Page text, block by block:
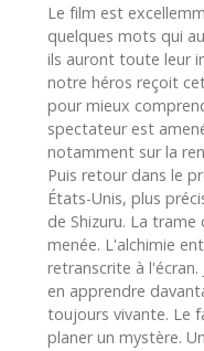
Le film est
quelques mots qui
ils auront toute leur
notre héros reçoit
pour mieux
spectateur est
notamment sur la
Puis retour dans le
États-Unis, plus
de Shizuru. La
menée. L'alchimie
retranscrite à l'écran.
en apprendre
toujours vivante. Le
planer un mystère.